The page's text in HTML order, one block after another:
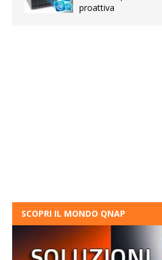
proattiva
SCOPRI IL MONDO QNAP